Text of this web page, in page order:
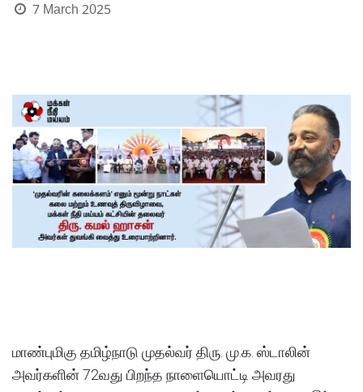
7 March 2025
மாண்புமிகு தமிழ்நாடு முதல்வர் திரு. மு.க. ஸ்டாலின்
அவர்களின் 72வது பிறந்த நாளையொட்டி அவரது